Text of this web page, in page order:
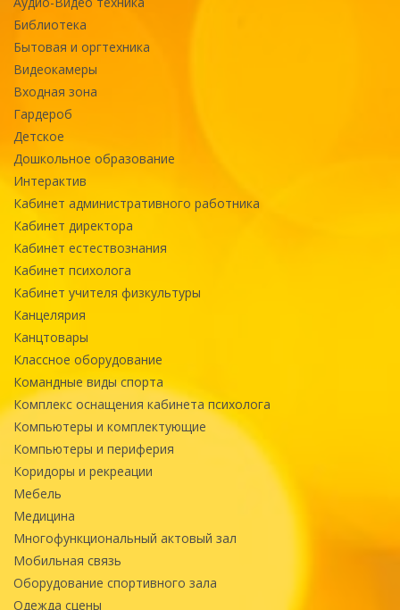
Библиотека
Бытовая и оргтехника
Видеокамеры
Входная зона
Гардероб
Детское
Дошкольное образование
Интерактив
Кабинет административного работника
Кабинет директора
Кабинет естествознания
Кабинет психолога
Кабинет учителя физкультуры
Канцелярия
Канцтовары
Классное оборудование
Командные виды спорта
Комплекс оснащения кабинета психолога
Компьютеры и комплектующие
Компьютеры и периферия
Коридоры и рекреации
Мебель
Медицина
Многофункциональный актовый зал
Мобильная связь
Оборудование спортивного зала
Одежда сцены